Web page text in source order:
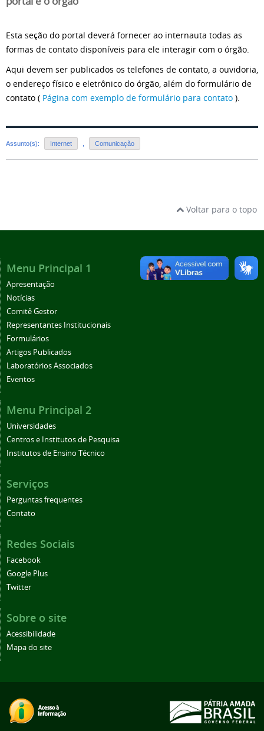
Esta seção do portal deverá fornecer ao internauta todas as
formas de contato disponíveis para ele interagir com o órgão.
Aqui devem ser publicados os telefones de contato, a ouvidoria,
o endereço físico e eletrônico do órgão, além do formulário de
contato ( Página com exemplo de formulário para contato ).
Assunto(s): Internet Comunicação
Voltar para o topo
Menu Principal 1
Apresentação
Notícias
Comitê Gestor
Representantes Institucionais
Formulários
Artigos Publicados
Laboratórios Associados
Eventos
Menu Principal 2
Universidades
Centros e Institutos de Pesquisa
Institutos de Ensino Técnico
Serviços
Perguntas frequentes
Contato
Redes Sociais
Facebook
Google Plus
Twitter
Sobre o site
Acessibilidade
Mapa do site